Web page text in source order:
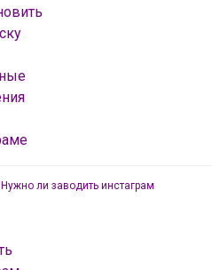
Нужно ли заводить инстаграм